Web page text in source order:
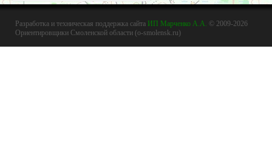
Разработка и техническая поддержка сайта ИП Марченко А.А. © 2009-2026
Ориентировщики Смоленской области (o-smolensk.ru)